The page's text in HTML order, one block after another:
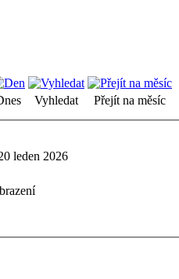
Vyhledat
Přejít na měsíc
leden 2026